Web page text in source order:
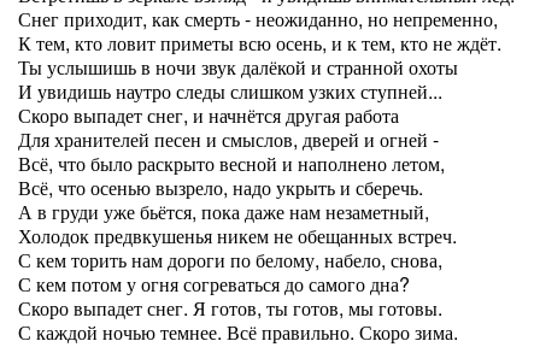
Снег приходит, как смерть - неожиданно, но непременно,
К тем, кто ловит приметы всю осень, и к тем, кто не ждёт.
Ты услышишь в ночи звук далёкой и странной охоты
И увидишь наутро следы слишком узких ступней...
Скоро выпадет снег, и начнётся другая работа
Для хранителей песен и смыслов, дверей и огней -
Всё, что было раскрыто весной и наполнено летом,
Всё, что осенью вызрело, надо укрыть и сберечь.
А в груди уже бьётся, пока даже нам незаметный,
Холодок предвкушенья никем не обещанных встреч.
С кем торить нам дороги по белому, набело, снова,
С кем потом у огня согреваться до самого дна?
Скоро выпадет снег. Я готов, ты готов, мы готовы.
С каждой ночью темнее. Всё правильно. Скоро зима.